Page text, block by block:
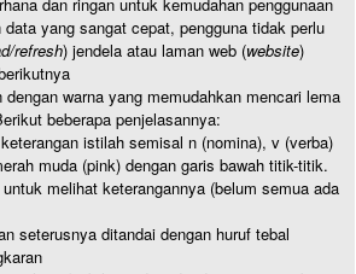
yang sangat cepat, pengguna tidak perlu
refresh) jendela atau laman web (website)
warna yang memudahkan mencari lema
beberapa penjelasannya:
istilah semisal n (nomina), v (verba)
muda (pink) dengan garis bawah titik-titik.
melihat keterangannya (belum semua ada
seterusnya ditandai dengan huruf tebal